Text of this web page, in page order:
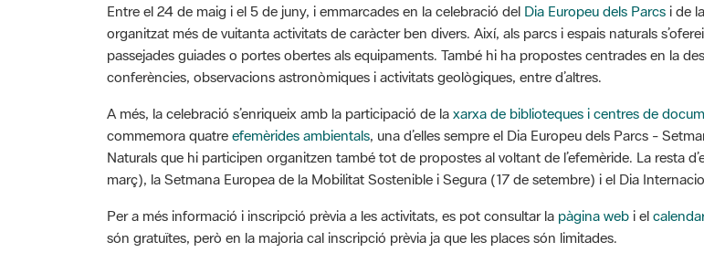
Entre el 24 de maig i el 5 de juny, i emmarcades en la celebració del Dia Europeu dels Parcs i de la
organitzat més de vuitanta activitats de caràcter ben divers. Així, als parcs i espais naturals
passejades guiades o portes obertes als equipaments. També hi ha propostes centrades en la
conferències, observacions astronòmiques i activitats geològiques, entre d’altres.
A més, la celebració s’enriqueix amb la participació de la xarxa de biblioteques i centres de
commemora quatre efemèrides ambientals, una d’elles sempre el Dia Europeu dels Parcs -
Naturals que hi participen organitzen també tot de propostes al voltant de l’efemèride. La resta
març), la Setmana Europea de la Mobilitat Sostenible i Segura (17 de setembre) i el Dia
Per a més informació i inscripció prèvia a les activitats, es pot consultar la pàgina web i el
són gratuïtes, però en la majoria cal inscripció prèvia ja que les places són limitades.